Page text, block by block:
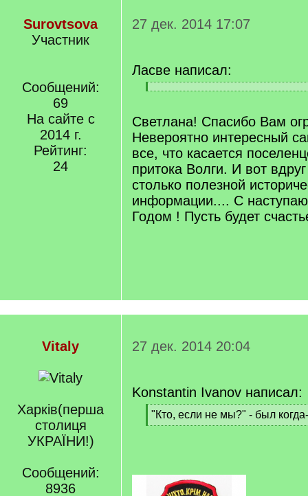
Surovtsova
Участник
Сообщений:
69
На сайте с
2014 г.
Рейтинг:
24
27 дек. 2014 17:07
Ласве написал:
[
]
[
q
]
Светлана! Спасибо Вам
Невероятно интересный
все, что касается
притока Волги. И вот
столько полезной
информации.... С
Годом ! Пусть будет
Vitaly
Харкiв(перша
столиця
УКРАЇНИ!)
Сообщений:
8936
27 дек. 2014 20:04
Konstantin Ivanov написал:
[
q
"Кто, если не мы?" - был когда-
[